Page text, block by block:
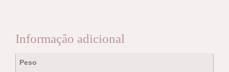
Informação adicional
Peso